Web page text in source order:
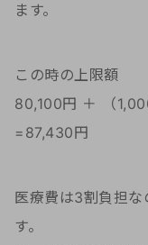
ます。
この時の上限額
80,100円 ＋ （
=87,430円
医療費は3割負担
す。